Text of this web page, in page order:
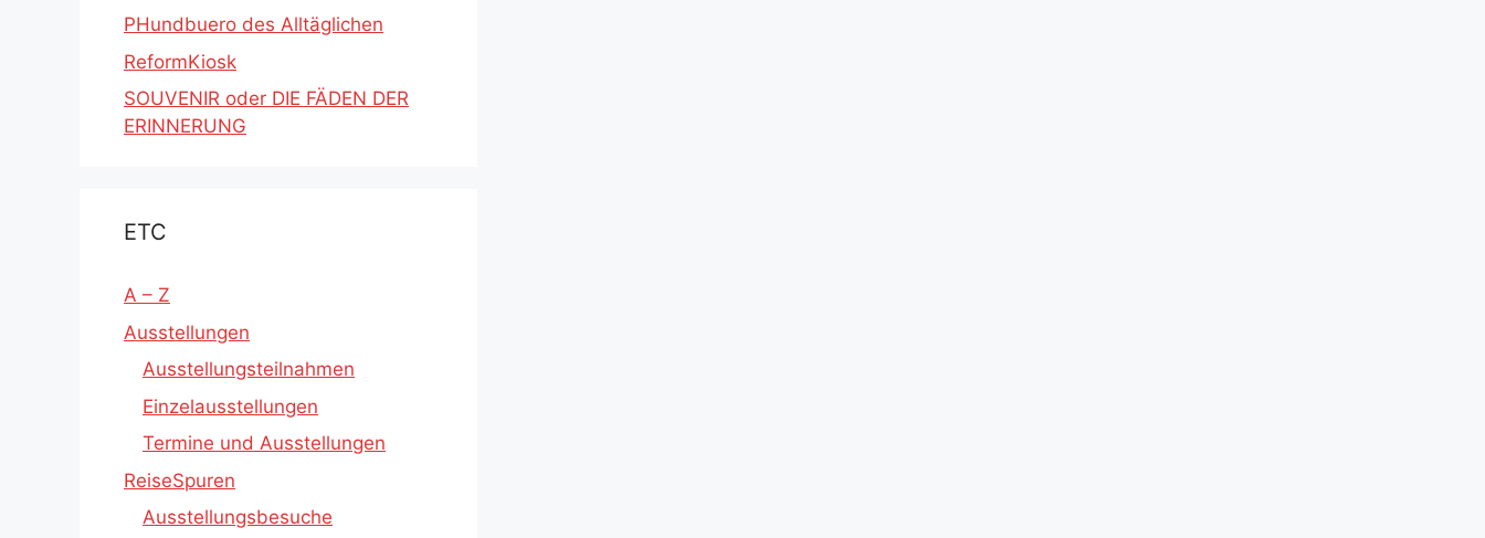
PHundbuero des Alltäglichen
ReformKiosk
SOUVENIR oder DIE FÄDEN DER
ERINNERUNG
ETC
A – Z
Ausstellungen
Ausstellungsteilnahmen
Einzelausstellungen
Termine und Ausstellungen
ReiseSpuren
Ausstellungsbesuche